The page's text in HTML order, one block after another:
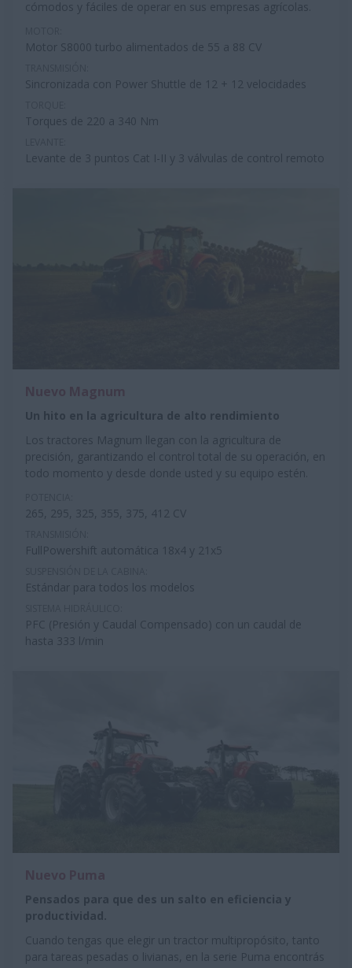
cómodos y fáciles de operar en sus empresas agrícolas.
Motor S8000 turbo alimentados de 55 a 88 CV
Sincronizada con Power Shuttle de 12 + 12 velocidades
Torques de 220 a 340 Nm
Levante de 3 puntos Cat I-II y 3 válvulas de control remoto
Un hito en la agricultura de alto rendimiento
Los tractores Magnum llegan con la agricultura de
precisión, garantizando el control total de su operación, en
todo momento y desde donde usted y su equipo estén.
265, 295, 325, 355, 375, 412 CV
FullPowershift automática 18x4 y 21x5
Estándar para todos los modelos
PFC (Presión y Caudal Compensado) con un caudal de
hasta 333 l/min
Pensados para que des un salto en eficiencia y
productividad.
Cuando tengas que elegir un tractor multipropósito, tanto
para tareas pesadas o livianas, en la serie Puma encontrás